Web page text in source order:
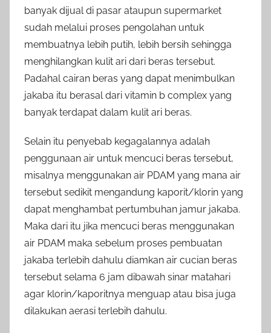
banyak dijual di pasar ataupun supermarket
sudah melalui proses pengolahan untuk
membuatnya lebih putih, lebih bersih sehingga
menghilangkan kulit ari dari beras tersebut.
Padahal cairan beras yang dapat menimbulkan
jakaba itu berasal dari vitamin b complex yang
banyak terdapat dalam kulit ari beras.
Selain itu penyebab kegagalannya adalah
penggunaan air untuk mencuci beras tersebut,
misalnya menggunakan air PDAM yang mana air
tersebut sedikit mengandung kaporit/klorin yang
dapat menghambat pertumbuhan jamur jakaba.
Maka dari itu jika mencuci beras menggunakan
air PDAM maka sebelum proses pembuatan
jakaba terlebih dahulu diamkan air cucian beras
tersebut selama 6 jam dibawah sinar matahari
agar klorin/kaporitnya menguap atau bisa juga
dilakukan aerasi terlebih dahulu.